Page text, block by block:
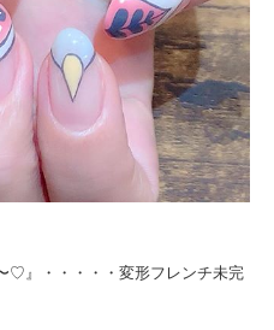
♡』・・・・・変形フレンチ未完